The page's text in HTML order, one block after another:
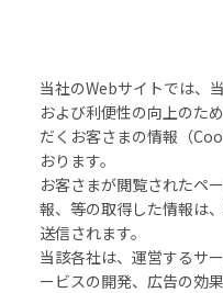
当社のWebサイトでは、
および利便性の向上のた
だくお客さまの情報（
おります。
お客さまが閲覧されたペ
報、等の取得した情報は
送信されます。
当該各社は、運営するサ
ービスの開発、広告の効